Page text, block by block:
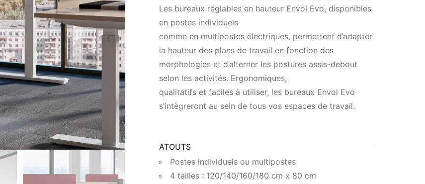
Les bureaux réglables en hauteur Envol Evo, disponibles
en postes individuels
comme en multipostes électriques, permettent d’adapter
la hauteur des plans de travail en fonction des
morphologies et d’alterner les postures assis-debout
selon les activités. Ergonomiques,
qualitatifs et faciles à utiliser, les bureaux Envol Evo
s’intègreront au sein de tous vos espaces de travail.
ATOUTS
Postes individuels ou multipostes
4 tailles : 120/140/160/180 cm x 80 cm